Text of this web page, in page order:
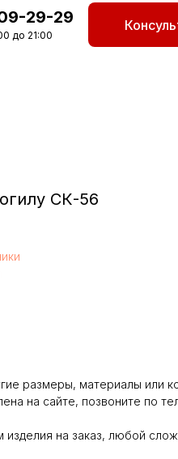
29-29
до 21:00
СК-56
размеры, материалы или
на сайте, позвоните по
на заказ, любой